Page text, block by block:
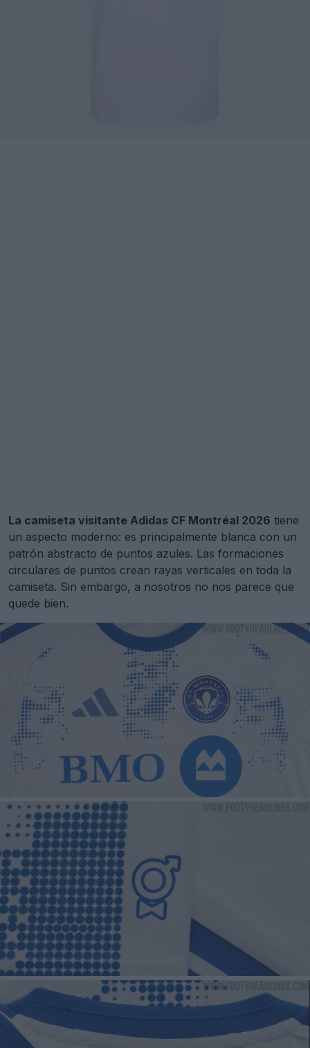
La camiseta visitante Adidas CF Montréal 2026 tiene
un aspecto moderno: es principalmente blanca con un
patrón abstracto de puntos azules. Las formaciones
circulares de puntos crean rayas verticales en toda la
camiseta. Sin embargo, a nosotros no nos parece que
quede bien.